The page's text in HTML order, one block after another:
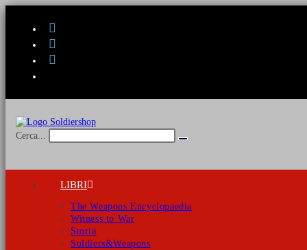
Cerca...
Invia
LIBRI
The Weapons Encyclopaedia
Witness to War
Storia
Soldiers&Weapons